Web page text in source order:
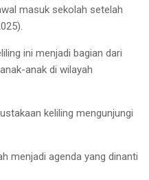
masuk sekolah setelah
ini menjadi bagian dari
anak di wilayah
keliling mengunjungi
menjadi agenda yang dinanti